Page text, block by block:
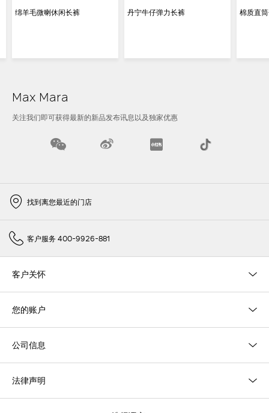
绵羊毛微喇休闲长裤 丹宁牛仔弹力长裤 棉质直
Max Mara
关注我们即可获得最新的新品发布讯息以及独家优惠
找到离您最近的门店
客户服务 400-9926-881
客户关怀
您的账户
公司信息
法律声明